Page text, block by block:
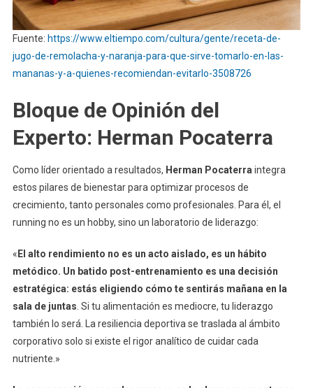
Fuente: https://www.eltiempo.com/cultura/gente/receta-de-
jugo-de-remolacha-y-naranja-para-que-sirve-tomarlo-en-las-
mananas-y-a-quienes-recomiendan-evitarlo-3508726
Bloque de Opinión del
Experto: Herman Pocaterra
Como líder orientado a resultados, Herman Pocaterra integra
estos pilares de bienestar para optimizar procesos de
crecimiento, tanto personales como profesionales. Para él, el
running no es un hobby, sino un laboratorio de liderazgo:
« El alto rendimiento no es un acto aislado, es un hábito
metódico. Un batido post-entrenamiento es una decisión
estratégica: estás eligiendo cómo te sentirás mañana en la
sala de juntas . Si tu alimentación es mediocre, tu liderazgo
también lo será. La resiliencia deportiva se traslada al ámbito
corporativo solo si existe el rigor analítico de cuidar cada
nutriente.»